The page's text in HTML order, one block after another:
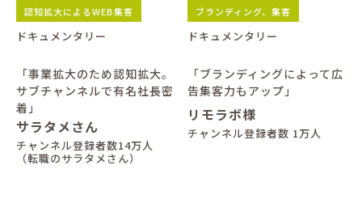
認知拡大によるWEB集客
ドキュメンタリー
「事業拡大のため認知拡大。
サブチャンネルで有名社長密
着」
サラタメさん
チャンネル登録者数14万人
（転職のサラタメさん）
ブランディング、集客
ドキュメンタリー
「ブランディングによって広
告集客力もアップ」
リモラボ様
チャンネル登録者数 1万人